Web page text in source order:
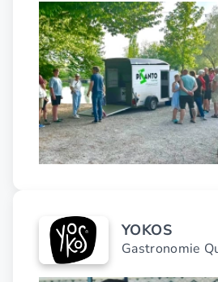
YOKOS
Gastronomie